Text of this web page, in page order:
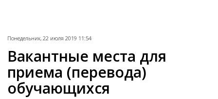
Понедельник, 22 июля 2019 11:54
Вакантные места для
приема (перевода)
обучающихся